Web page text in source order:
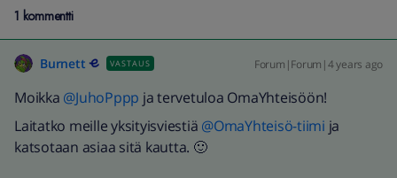
1 kommentti
Burnett VASTAUS Forum|Forum|4 years ago
Moikka @JuhoPppp ja tervetuloa OmaYhteisöön!
Laitatko meille yksityisviestiä @OmaYhteisö-tiimi ja
katsotaan asiaa sitä kautta. 🙂